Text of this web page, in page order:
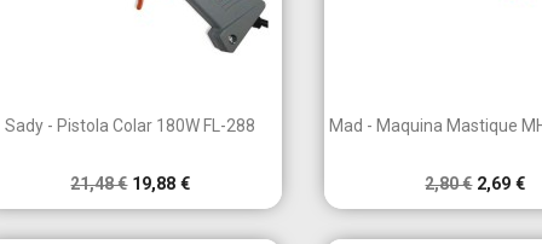
Vista rápida
Sady - Pistola Colar 180W FL-288
21,48 € 19,88 €
Vista rápida
Mad - Maquina Mastique
2,80 € 2,69 €